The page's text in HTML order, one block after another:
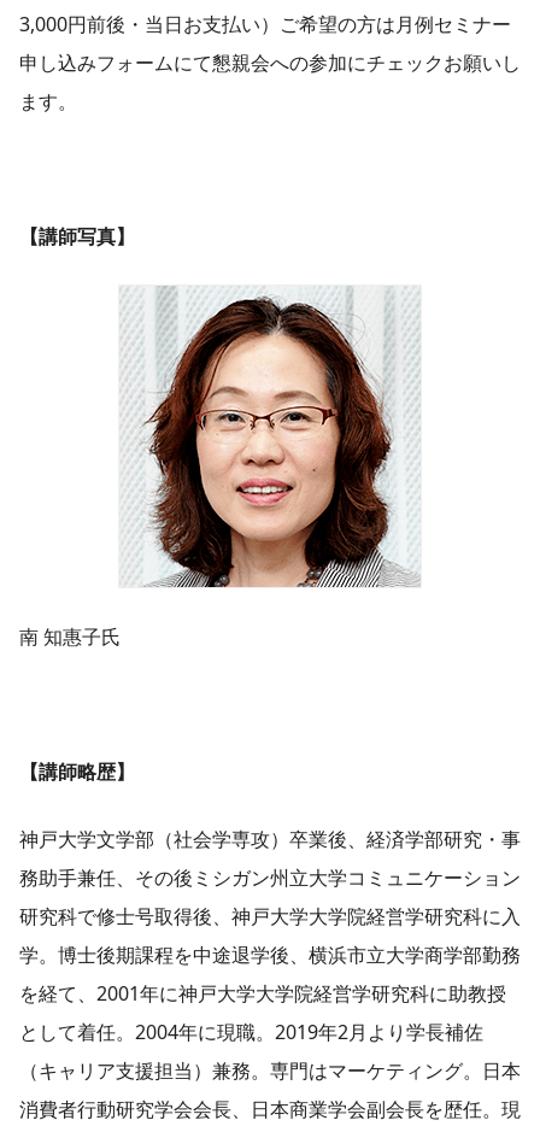
3,000円前後・当日お支払い）ご希望の方は月例セミナー
申し込みフォームにて懇親会への参加にチェックお願いし
ます。
【講師写真】
​南 知惠子氏
【講師略歴】
神戸大学文学部（社会学専攻）卒業後、経済学部研究・事
務助手兼任、その後ミシガン州立大学コミュニケーション
研究科で修士号取得後、神戸大学大学院経営学研究科に入
学。博士後期課程を中途退学後、横浜市立大学商学部勤務
を経て、2001年に神戸大学大学院経営学研究科に助教授
として着任。2004年に現職。2019年2月より学長補佐
（キャリア支援担当）兼務。専門はマーケティング。日本
消費者行動研究学会会長、日本商業学会副会長を歴任。現